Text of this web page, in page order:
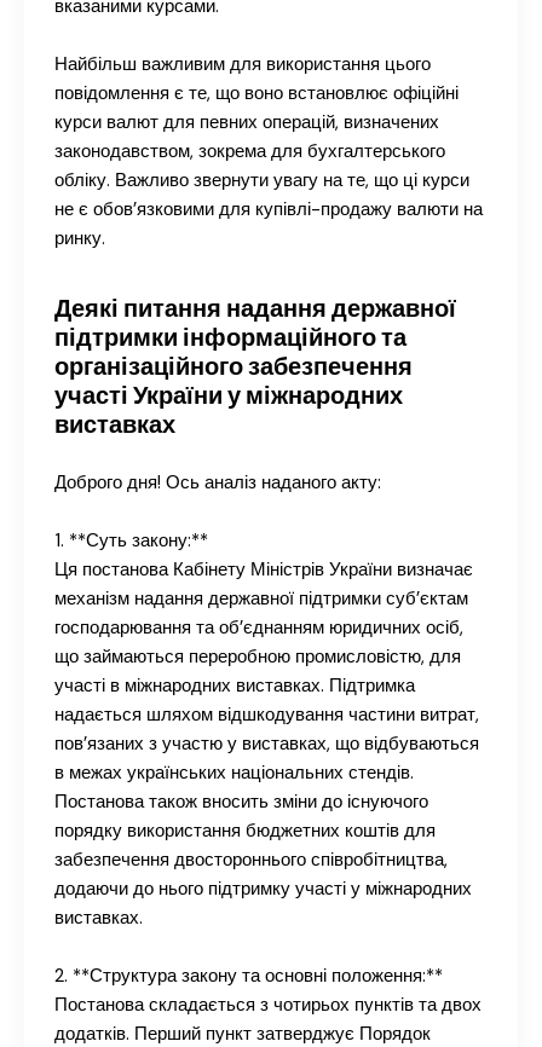
вказаними курсами.
Найбільш важливим для використання цього
повідомлення є те, що воно встановлює офіційні
курси валют для певних операцій, визначених
законодавством, зокрема для бухгалтерського
обліку. Важливо звернути увагу на те, що ці курси
не є обов’язковими для купівлі-продажу валюти на
ринку.
Деякі питання надання державної
підтримки інформаційного та
організаційного забезпечення
участі України у міжнародних
виставках
Доброго дня! Ось аналіз наданого акту:
1. **Суть закону:**
Ця постанова Кабінету Міністрів України визначає
механізм надання державної підтримки суб’єктам
господарювання та об’єднанням юридичних осіб,
що займаються переробною промисловістю, для
участі в міжнародних виставках. Підтримка
надається шляхом відшкодування частини витрат,
пов’язаних з участю у виставках, що відбуваються
в межах українських національних стендів.
Постанова також вносить зміни до існуючого
порядку використання бюджетних коштів для
забезпечення двостороннього співробітництва,
додаючи до нього підтримку участі у міжнародних
виставках.
2. **Структура закону та основні положення:**
Постанова складається з чотирьох пунктів та двох
додатків. Перший пункт затверджує Порядок